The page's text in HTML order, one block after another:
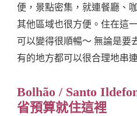
便，景點密集，就連餐廳、
其他區域也很方便。住在這
可以變得很順暢～ 無論是要
有的地方都可以很合理地串
Bolhão / Santo
省預算就住這裡